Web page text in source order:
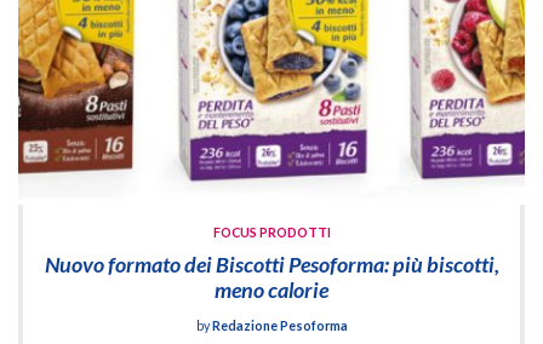
FOCUS PRODOTTI
Nuovo formato dei Biscotti Pesoforma: più biscotti,
meno calorie
byRedazione Pesoforma